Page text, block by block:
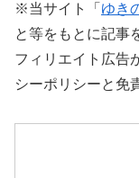
※当サイト「 ゆき
と等をもとに記事
フィリエイト広告
シーポリシーと免